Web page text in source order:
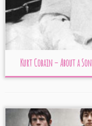
Kurt Cobain – About a Son